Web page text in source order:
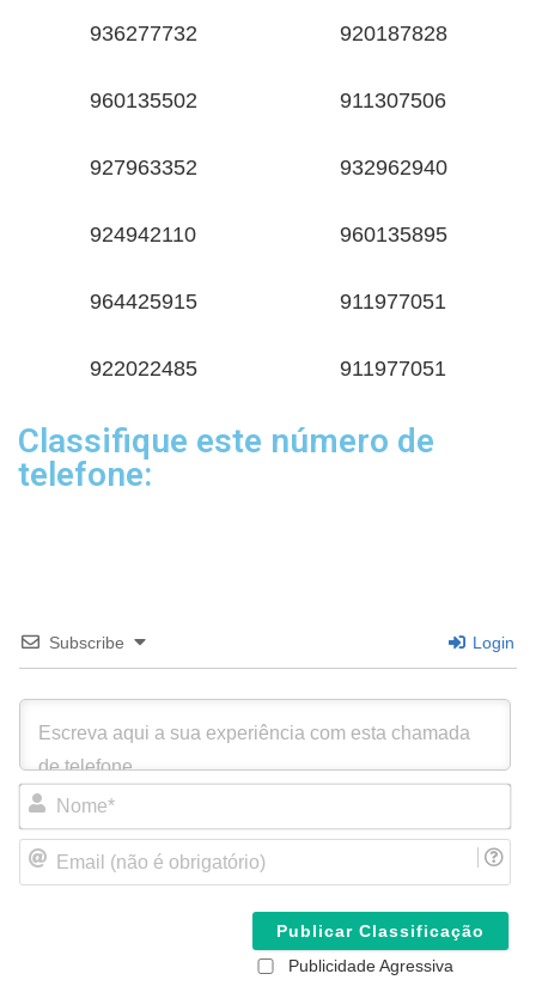
936277732 920187828
960135502 911307506
927963352 932962940
924942110 960135895
964425915 911977051
922022485 911977051
Classifique este número de
telefone:
Subscribe Login
N
m
a
Publicidade Agressiva